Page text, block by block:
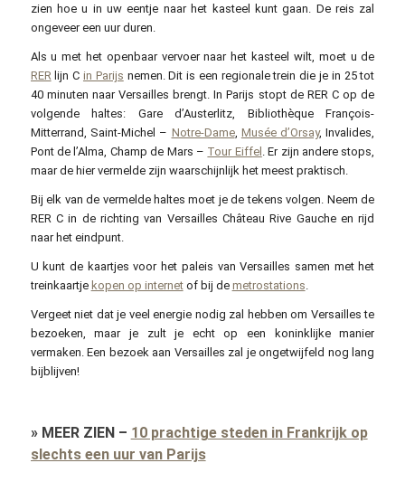
zien hoe u in uw eentje naar het kasteel kunt gaan. De reis zal
ongeveer een uur duren.
Als u met het openbaar vervoer naar het kasteel wilt, moet u de
RER lijn C in Parijs nemen. Dit is een regionale trein die je in 25 tot
40 minuten naar Versailles brengt. In Parijs stopt de RER C op de
volgende haltes: Gare d’Austerlitz, Bibliothèque François-
Mitterrand, Saint-Michel – Notre-Dame, Musée d’Orsay, Invalides,
Pont de l’Alma, Champ de Mars – Tour Eiffel . Er zijn andere stops,
maar de hier vermelde zijn waarschijnlijk het meest praktisch.
Bij elk van de vermelde haltes moet je de tekens volgen. Neem de
RER C in de richting van Versailles Château Rive Gauche en rijd
naar het eindpunt.
U kunt de kaartjes voor het paleis van Versailles samen met het
treinkaartje kopen op internetof bij de metrostations.
Vergeet niet dat je veel energie nodig zal hebben om Versailles te
bezoeken, maar je zult je echt op een koninklijke manier
vermaken. Een bezoek aan Versailles zal je ongetwijfeld nog lang
bijblijven!
» MEER ZIEN– 10 prachtige steden in Frankrijk op
slechts een uur van Parijs